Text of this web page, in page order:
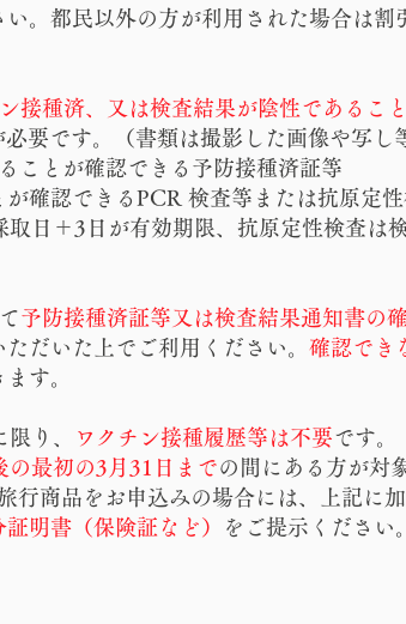
。都民以外の方が利用された場合は割
接種済、又は検査結果が陰性であるこ
必要です。（書類は撮影した画像や写し
ことが確認できる予防接種済証等
確認できるPCR 検査等または抗原定
日＋3日が有効期限、抗原定性検査は
予防接種済証等又は検査結果通知書の
だいた上でご利用ください。 確認でき
す。
り、 ワクチン接種履歴等は不要です。
最初の3月31日までの間にある方が対
行商品をお申込みの場合には、上記に
明書（保険証など）
をご提示ください